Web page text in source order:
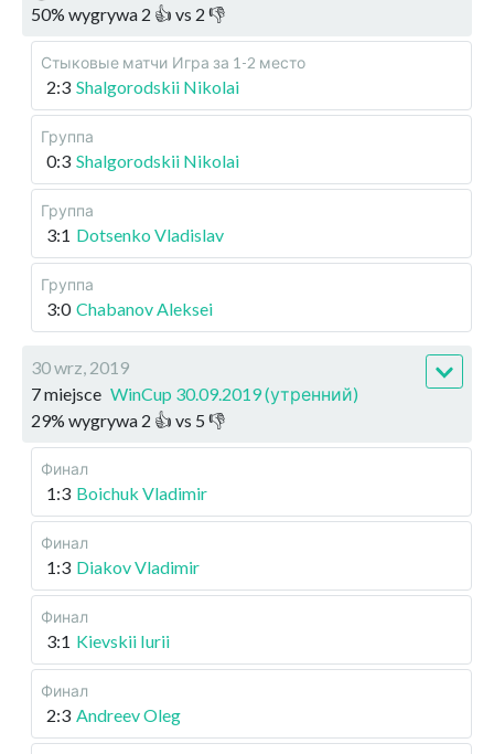
50% wygrywa 2 👍 vs 2 👎
Стыковые матчи Игра за 1-2 место
2:3 Shalgorodskii Nikolai
Группа
0:3 Shalgorodskii Nikolai
Группа
3:1 Dotsenko Vladislav
Группа
3:0 Chabanov Aleksei
30 wrz, 2019
7 miejsce WinCup 30.09.2019 (утренний)
29% wygrywa 2 👍 vs 5 👎
Финал
1:3 Boichuk Vladimir
Финал
1:3 Diakov Vladimir
Финал
3:1 Kievskii Iurii
Финал
2:3 Andreev Oleg